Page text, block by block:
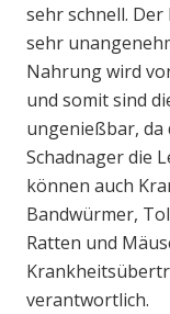
sehr schnell.
sehr
Nahrung wird
und somit sind
ungenießbar, da
Schadnager die
können auch
Bandwürmer,
Ratten und
verantwortlich.